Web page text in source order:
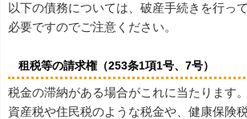
以下の債務については、破産手続きを行っ
必要ですのでご注意ください。
租税等の請求権（253条1項1号、7号）
税金の滞納がある場合がこれに当たります
資産税や住民税のような税金や、健康保険